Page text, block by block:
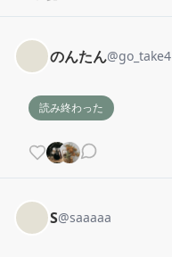
のんたん@go_take4
読み終わった
S@saaaaa